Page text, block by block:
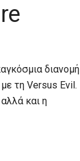
διανομή
τη Versus Evil.
και η